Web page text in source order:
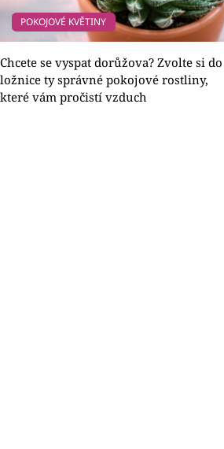
POKOJOVÉ KVĚTINY
Chcete se vyspat dorůžova? Zvolte si do
ložnice ty správné pokojové rostliny,
které vám pročistí vzduch